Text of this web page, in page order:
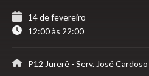
14 de fevereiro
12:00 às 22:00
P12 Jurerê - Serv. José